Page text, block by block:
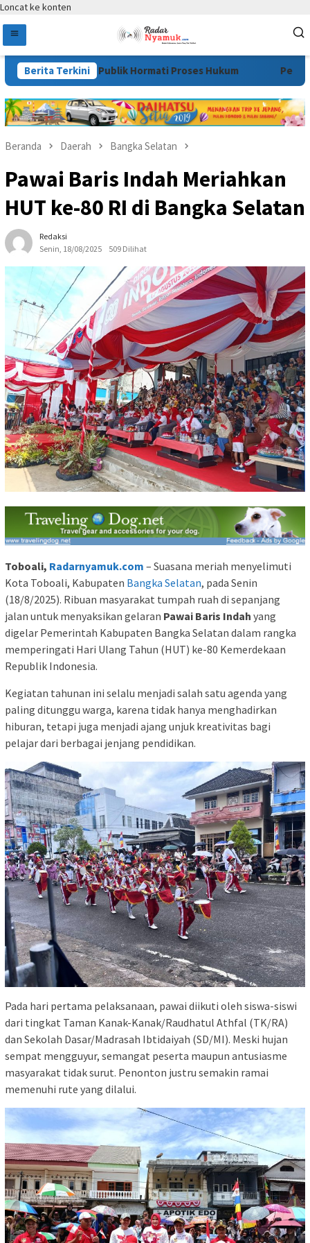
Loncat ke konten
Berita Terkini
Minta Publik Hormati Proses Hukum Pertiba Tawarkan
Beranda Daerah Bangka Selatan
Pawai Baris Indah Meriahkan
HUT ke-80 RI di Bangka Selatan
Redaksi
Senin, 18/08/2025
509 Dilihat
Toboali, Radarnyamuk.com – Suasana meriah menyelimuti
Kota Toboali, Kabupaten Bangka Selatan, pada Senin
(18/8/2025). Ribuan masyarakat tumpah ruah di sepanjang
jalan untuk menyaksikan gelaran Pawai Baris Indah yang
digelar Pemerintah Kabupaten Bangka Selatan dalam rangka
memperingati Hari Ulang Tahun (HUT) ke-80 Kemerdekaan
Republik Indonesia.
Kegiatan tahunan ini selalu menjadi salah satu agenda yang
paling ditunggu warga, karena tidak hanya menghadirkan
hiburan, tetapi juga menjadi ajang unjuk kreativitas bagi
pelajar dari berbagai jenjang pendidikan.
Pada hari pertama pelaksanaan, pawai diikuti oleh siswa-siswi
dari tingkat Taman Kanak-Kanak/Raudhatul Athfal (TK/RA)
dan Sekolah Dasar/Madrasah Ibtidaiyah (SD/MI). Meski hujan
sempat mengguyur, semangat peserta maupun antusiasme
masyarakat tidak surut. Penonton justru semakin ramai
memenuhi rute yang dilalui.